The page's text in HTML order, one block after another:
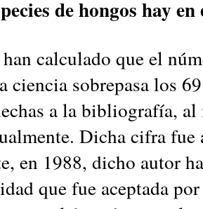
de hongos hay
calculado que el
ciencia sobrepasa los
a la bibliografía,
te. Dicha cifra fue
en 1988, dicho autor
que fue aceptada